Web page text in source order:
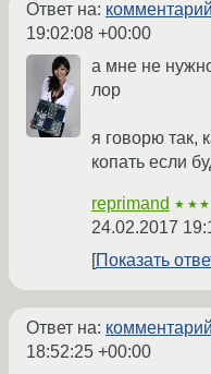
Ответ на: комментарий
19:02:08 +00:00
а мне не
лор
я говорю так,
копать если
reprimand
24.02.2017
Показать
Ответ на: комментарий
18:52:25 +00:00